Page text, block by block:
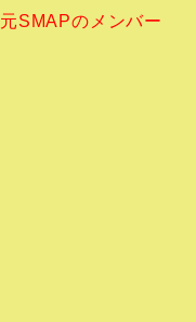
元SMAPのメンバー